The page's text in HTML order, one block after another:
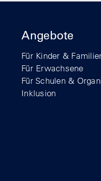
Angebote
Für Kinder &
Für Erwachsene
Für Schulen &
Inklusion